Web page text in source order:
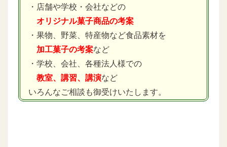
・店舗や学校・会社などの
オリジナル菓子商品の考案
・果物、野菜、特産物など食品素材を
加工菓子の考案など
・学校、会社、各種法人様での
教室、講習、講演など
いろんなご相談も御受けいたします。